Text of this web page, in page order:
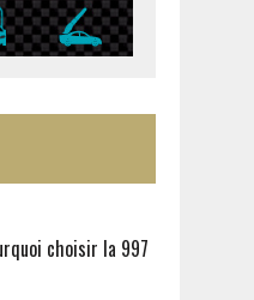
choisir la 997